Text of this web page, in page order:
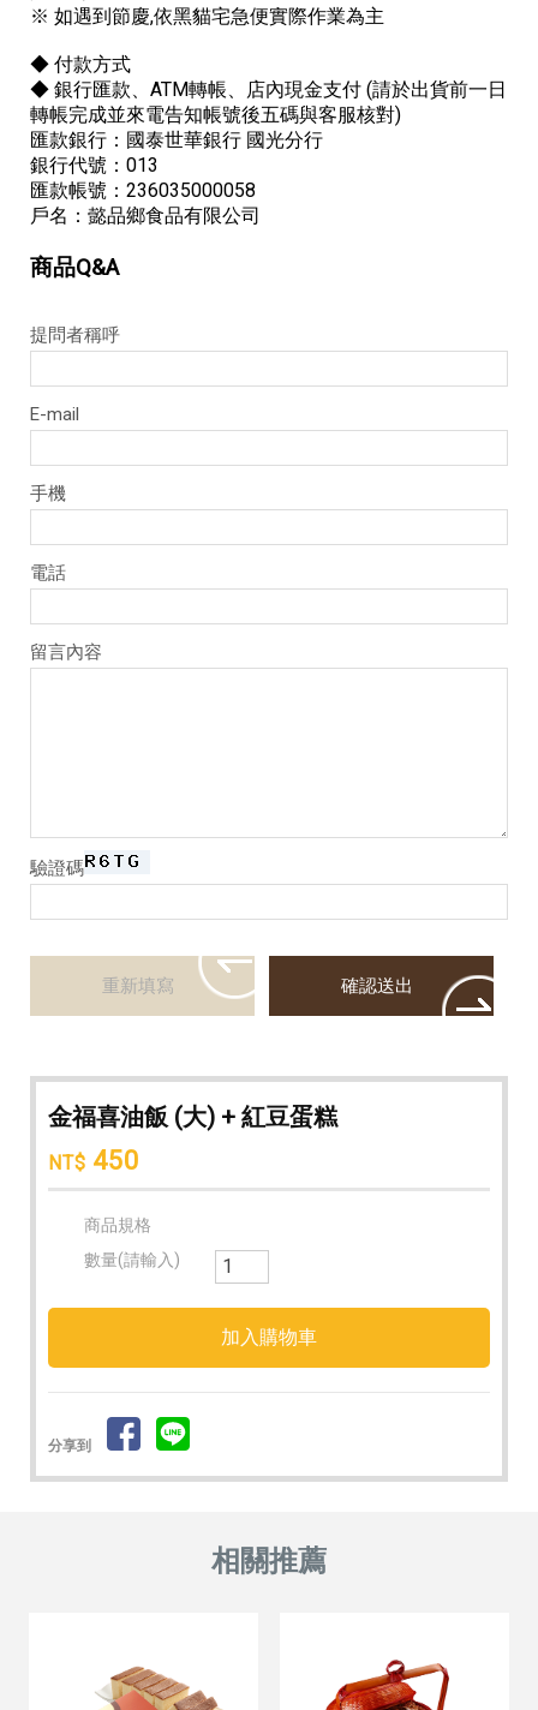
※ 如遇到節慶,依黑貓宅急便實際作業為主
◆ 付款方式
◆ 銀行匯款、ATM轉帳、店內現金支付 (請於出貨前一日
轉帳完成並來電告知帳號後五碼與客服核對)
匯款銀行：國泰世華銀行 國光分行
銀行代號：013
匯款帳號：236035000058
戶名：懿品鄉食品有限公司
商品Q&A
提問者稱呼
E-mail
手機
電話
留言內容
驗證碼
金福喜油飯 (大) + 紅豆蛋糕
NT$ 450
商品規格
數量(請輸入)
分享到